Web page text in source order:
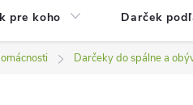
pre koho Darček
Darčeky do spálne a